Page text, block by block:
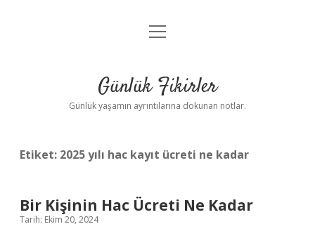
Anasayfa
Yasal Uyarı
menüyü
Günlük Fikirler
Günlük yaşamın ayrıntılarına dokunan notlar.
Etiket: 2025 yılı hac kayıt ücreti ne kadar
Bir Kişinin Hac Ücreti Ne Kadar
Tarih: Ekim 20, 2024